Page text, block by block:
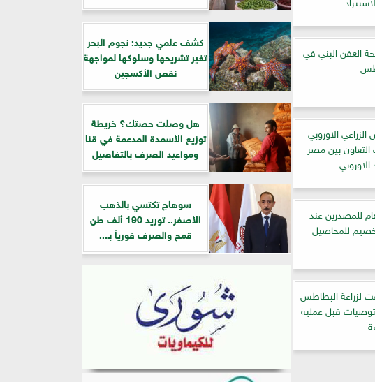
العفن البني في
الاوروبي
التعاون بين مصر
الاوروبي
للمصدرين عند
للمحاصيل
لزراعة البطاطس
قبل عملية
كشف علمي جديد: نجوم البحر
تغير تشريحها وسلوكها لمواجهة
نقص الأكسجين
هل وصلت حصتك؟ خريطة
توزيع الأسمدة المدعمة في قنا
ومواعيد الصرف بالتفاصيل
سوهاج تكتسي بالذهب
الأصفر.. توريد 190 ألف طن
قمح والصرف فورياً بـ...